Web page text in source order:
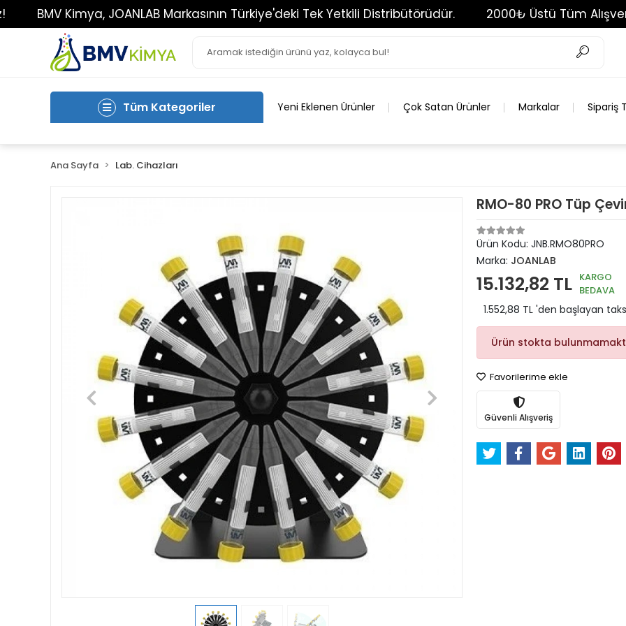
Kimya, JOANLAB Markasının Türkiye'deki Tek Yetkili Distribütörüdür. 2000₺ Üstü Tüm
Tüm Kategoriler Yeni Eklenen Ürünler Çok Satan Ürünler Markalar Sipariş
Ana Sayfa Lab. Cihazları
RMO-80 PRO Tüp
Ürün Kodu: JNB.RMO80PRO
Marka: JOANLAB
15.132,82 TL KARGO
BEDAVA
1.552,88 TL 'den başlayan
Ürün stokta
Favorilerime ekle
Güvenli Alışveriş